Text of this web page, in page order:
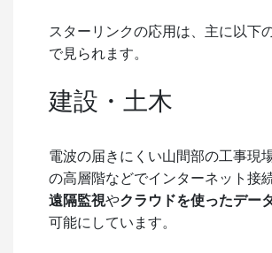
スターリンクの応用は、主に以下
で見られます。
建設・土木
電波の届きにくい山間部の工事現
の高層階などでインターネット接
遠隔監視やクラウドを使ったデー
可能にしています。